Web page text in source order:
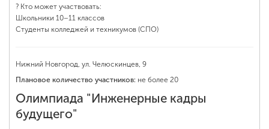
? Кто может участвовать:
Школьники 10–11 классов
Студенты колледжей и техникумов (СПО)
Нижний Новгород, ул. Челюскинцев, 9
Плановое количество участников: не более 20
Олимпиада "Инженерные кадры
будущего"